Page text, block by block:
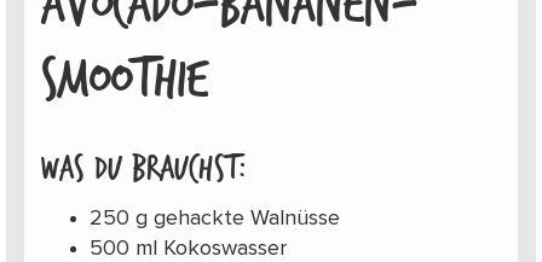
SMOOTHIE
Was du brauchst:
250 g gehackte Walnüsse
500 ml Kokoswasser